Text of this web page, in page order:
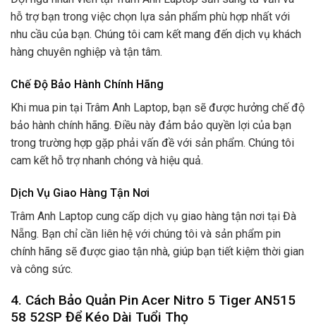
hỗ trợ bạn trong việc chọn lựa sản phẩm phù hợp nhất với
nhu cầu của bạn. Chúng tôi cam kết mang đến dịch vụ khách
hàng chuyên nghiệp và tận tâm.
Chế Độ Bảo Hành Chính Hãng
Khi mua pin tại Trâm Anh Laptop, bạn sẽ được hưởng chế độ
bảo hành chính hãng. Điều này đảm bảo quyền lợi của bạn
trong trường hợp gặp phải vấn đề với sản phẩm. Chúng tôi
cam kết hỗ trợ nhanh chóng và hiệu quả.
Dịch Vụ Giao Hàng Tận Nơi
Trâm Anh Laptop cung cấp dịch vụ giao hàng tận nơi tại Đà
Nẵng. Bạn chỉ cần liên hệ với chúng tôi và sản phẩm pin
chính hãng sẽ được giao tận nhà, giúp bạn tiết kiệm thời gian
và công sức.
4. Cách Bảo Quản Pin Acer Nitro 5 Tiger AN515
58 52SP Để Kéo Dài Tuổi Thọ